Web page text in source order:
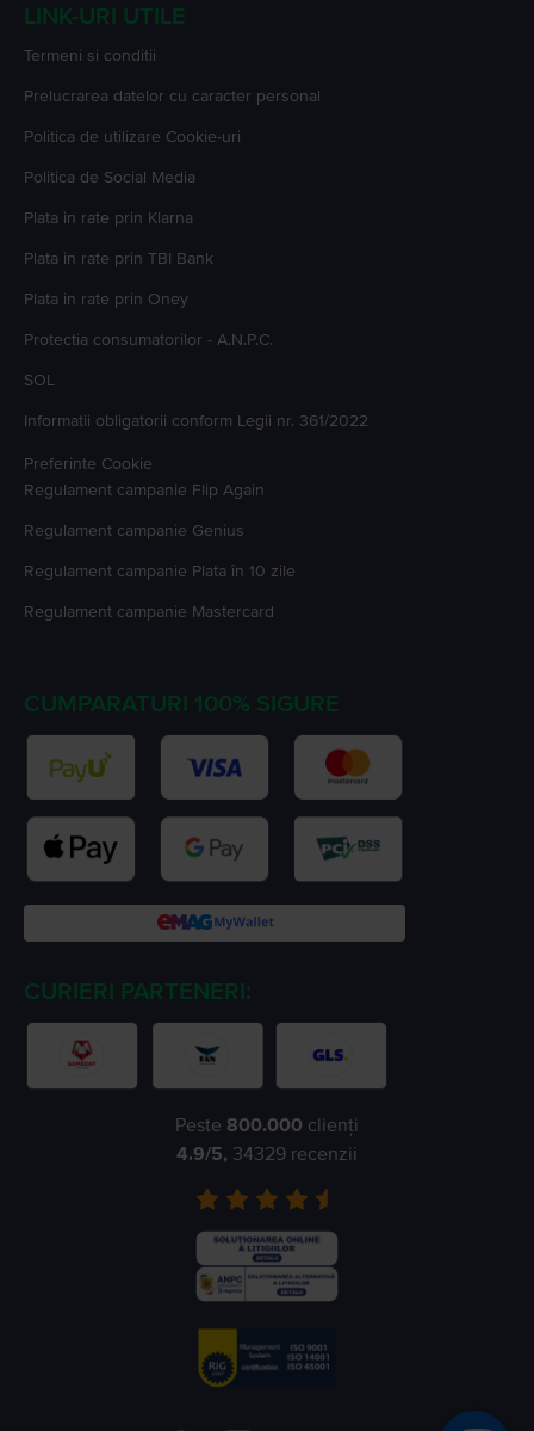
LINK-URI UTILE
Termeni si conditii
Prelucrarea datelor cu caracter personal
Politica de utilizare Cookie-uri
Politica de Social Media
Plata in rate prin Klarna
Plata in rate prin TBI Bank
Plata in rate prin Oney
Protectia consumatorilor - A.N.P.C.
SOL
Informatii obligatorii conform Legii nr. 361/2022
Preferinte Cookie
Regulament campanie Flip Again
Regulament campanie Genius
Regulament campanie Plata în 10 zile
Regulament campanie Mastercard
CUMPARATURI 100% SIGURE
CURIERI PARTENERI:
Peste 800.000 clienți
4.9/5, 34329 recenzii